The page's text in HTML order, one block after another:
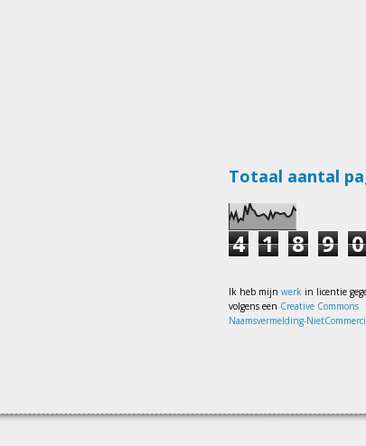
Totaal aantal
4 1 8 9 0
Ik heb mijn werk in licentie
volgens een Creative Commons
Naamsvermelding-